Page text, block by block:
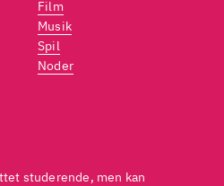
modige
i en række
studerende, men kan
Film
Musik
Spil
Noder